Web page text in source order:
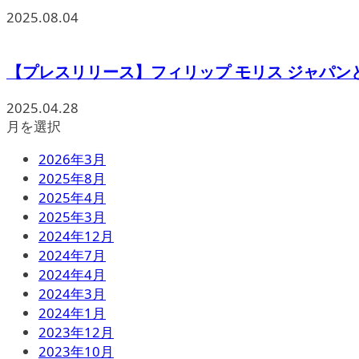
2025.08.04
【プレスリリース】フィリップ モリス ジャパン
2025.04.28
月を選択
2026年3月
2025年8月
2025年4月
2025年3月
2024年12月
2024年7月
2024年4月
2024年3月
2024年1月
2023年12月
2023年10月